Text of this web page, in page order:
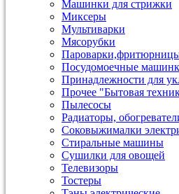
Машинки для стрижки
Миксеры
Мультиварки
Мясорубки
Посудомоечные
Принадлежности для
Прочее "Бытовая
Пылесосы
Радиаторы,
Соковыжималки
Стиральные машины
Сушилки для овощей
Телевизоры
Тостеры